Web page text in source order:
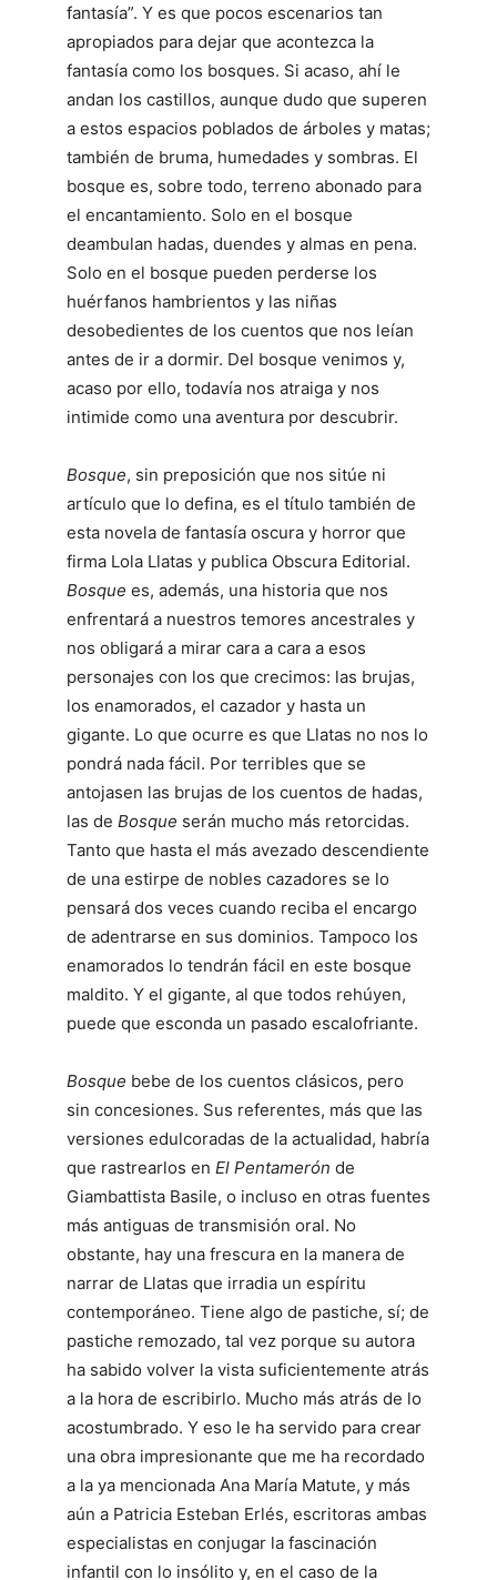
fantasía”. Y es que pocos escenarios tan
apropiados para dejar que acontezca la
fantasía como los bosques. Si acaso, ahí le
andan los castillos, aunque dudo que superen
a estos espacios poblados de árboles y matas;
también de bruma, humedades y sombras. El
bosque es, sobre todo, terreno abonado para
el encantamiento. Solo en el bosque
deambulan hadas, duendes y almas en pena.
Solo en el bosque pueden perderse los
huérfanos hambrientos y las niñas
desobedientes de los cuentos que nos leían
antes de ir a dormir. Del bosque venimos y,
acaso por ello, todavía nos atraiga y nos
intimide como una aventura por descubrir.
Bosque, sin preposición que nos sitúe ni
artículo que lo defina, es el título también de
esta novela de fantasía oscura y horror que
firma Lola Llatas y publica Obscura Editorial.
Bosque es, además, una historia que nos
enfrentará a nuestros temores ancestrales y
nos obligará a mirar cara a cara a esos
personajes con los que crecimos: las brujas,
los enamorados, el cazador y hasta un
gigante. Lo que ocurre es que Llatas no nos lo
pondrá nada fácil. Por terribles que se
antojasen las brujas de los cuentos de hadas,
las de Bosque serán mucho más retorcidas.
Tanto que hasta el más avezado descendiente
de una estirpe de nobles cazadores se lo
pensará dos veces cuando reciba el encargo
de adentrarse en sus dominios. Tampoco los
enamorados lo tendrán fácil en este bosque
maldito. Y el gigante, al que todos rehúyen,
puede que esconda un pasado escalofriante.
Bosque bebe de los cuentos clásicos, pero
sin concesiones. Sus referentes, más que las
versiones edulcoradas de la actualidad, habría
que rastrearlos en El Pentamerón de
Giambattista Basile, o incluso en otras fuentes
más antiguas de transmisión oral. No
obstante, hay una frescura en la manera de
narrar de Llatas que irradia un espíritu
contemporáneo. Tiene algo de pastiche, sí; de
pastiche remozado, tal vez porque su autora
ha sabido volver la vista suficientemente atrás
a la hora de escribirlo. Mucho más atrás de lo
acostumbrado. Y eso le ha servido para crear
una obra impresionante que me ha recordado
a la ya mencionada Ana María Matute, y más
aún a Patricia Esteban Erlés, escritoras ambas
especialistas en conjugar la fascinación
infantil con lo insólito y, en el caso de la